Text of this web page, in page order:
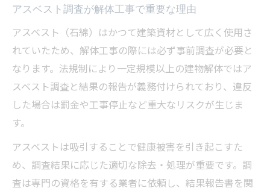
アスベスト調査が解体工事で重要な理由
アスベスト（石綿）はかつて建築資材として広く使用さ
れていたため、解体工事の際には必ず事前調査が必要と
なります。法規制により一定規模以上の建物解体ではア
スベスト調査と結果の報告が義務付けられており、違反
した場合は罰金や工事停止など重大なリスクが生じま
す。
アスベストは吸引することで健康被害を引き起こすた
め、調査結果に応じた適切な除去・処理が重要です。調
査は専門の資格を有する業者に依頼し、結果報告書を関